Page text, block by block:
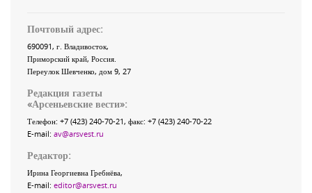
Почтовый адрес:
690091, г. Владивосток,
Приморский край, Россия
Переулок Шевченко, дом 9, 27
Редакция газеты
«Арсеньевские вести»:
Телефон: +7 (423) 240-70-21, факс: +7 (423) 240-70-22
E-mail: av@arsvest.ru
Редактор:
Ирина Георгиевна Гребнёва,
E-mail: editor@arsvest.ru